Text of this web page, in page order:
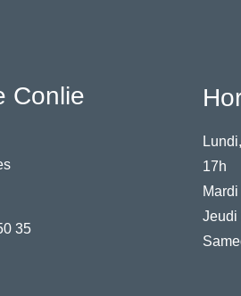
Conlie
35
17h
Mardi
Jeudi